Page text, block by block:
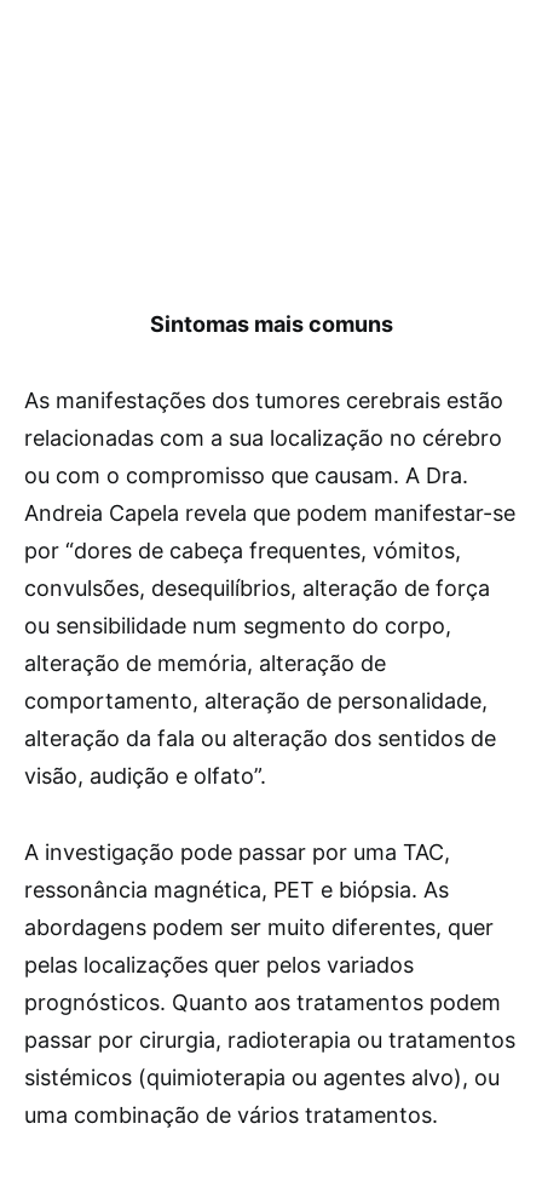
Sintomas mais comuns
As manifestações dos tumores cerebrais estão
relacionadas com a sua localização no cérebro
ou com o compromisso que causam. A Dra.
Andreia Capela revela que podem manifestar-se
por “dores de cabeça frequentes, vómitos,
convulsões, desequilíbrios, alteração de força
ou sensibilidade num segmento do corpo,
alteração de memória, alteração de
comportamento, alteração de personalidade,
alteração da fala ou alteração dos sentidos de
visão, audição e olfato”.
A investigação pode passar por uma TAC,
ressonância magnética, PET e biópsia. As
abordagens podem ser muito diferentes, quer
pelas localizações quer pelos variados
prognósticos. Quanto aos tratamentos podem
passar por cirurgia, radioterapia ou tratamentos
sistémicos (quimioterapia ou agentes alvo), ou
uma combinação de vários tratamentos.